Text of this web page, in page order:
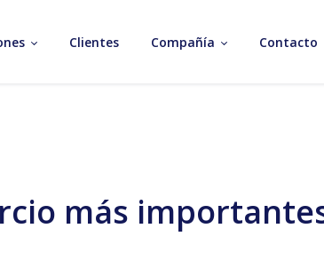
Clientes Compañía Contacto
más